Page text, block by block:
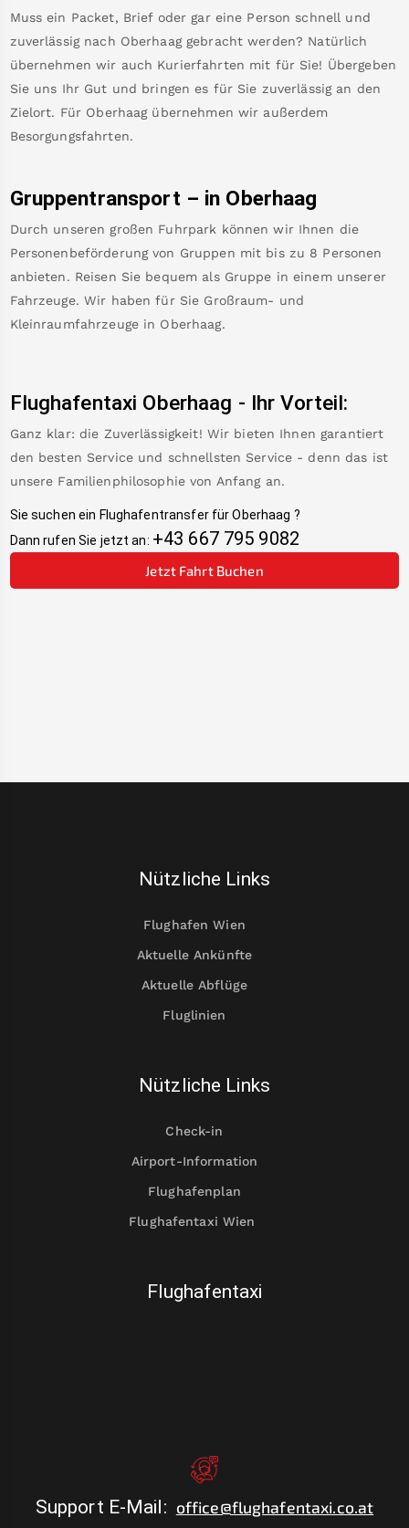
Muss ein Packet, Brief oder gar eine Person schnell und
zuverlässig nach Oberhaag gebracht werden? Natürlich
übernehmen wir auch Kurierfahrten mit für Sie! Übergeben
Sie uns Ihr Gut und bringen es für Sie zuverlässig an den
Zielort. Für Oberhaag übernehmen wir außerdem
Besorgungsfahrten.
Gruppentransport – in Oberhaag
Durch unseren großen Fuhrpark können wir Ihnen die
Personenbeförderung von Gruppen mit bis zu 8 Personen
anbieten. Reisen Sie bequem als Gruppe in einem unserer
Fahrzeuge. Wir haben für Sie Großraum- und
Kleinraumfahrzeuge in Oberhaag.
Flughafentaxi Oberhaag - Ihr Vorteil:
Ganz klar: die Zuverlässigkeit! Wir bieten Ihnen garantiert
den besten Service und schnellsten Service - denn das ist
unsere Familienphilosophie von Anfang an.
Sie suchen ein Flughafentransfer für Oberhaag ?
Dann rufen Sie jetzt an: +43 667 795 9082
Jetzt Fahrt Buchen
Nützliche Links
Flughafen Wien
Aktuelle Ankünfte
Aktuelle Abflüge
Fluglinien
Nützliche Links
Check-in
Airport-Information
Flughafenplan
Flughafentaxi Wien
Flughafentaxi
Support E-Mail: office@flughafentaxi.co.at